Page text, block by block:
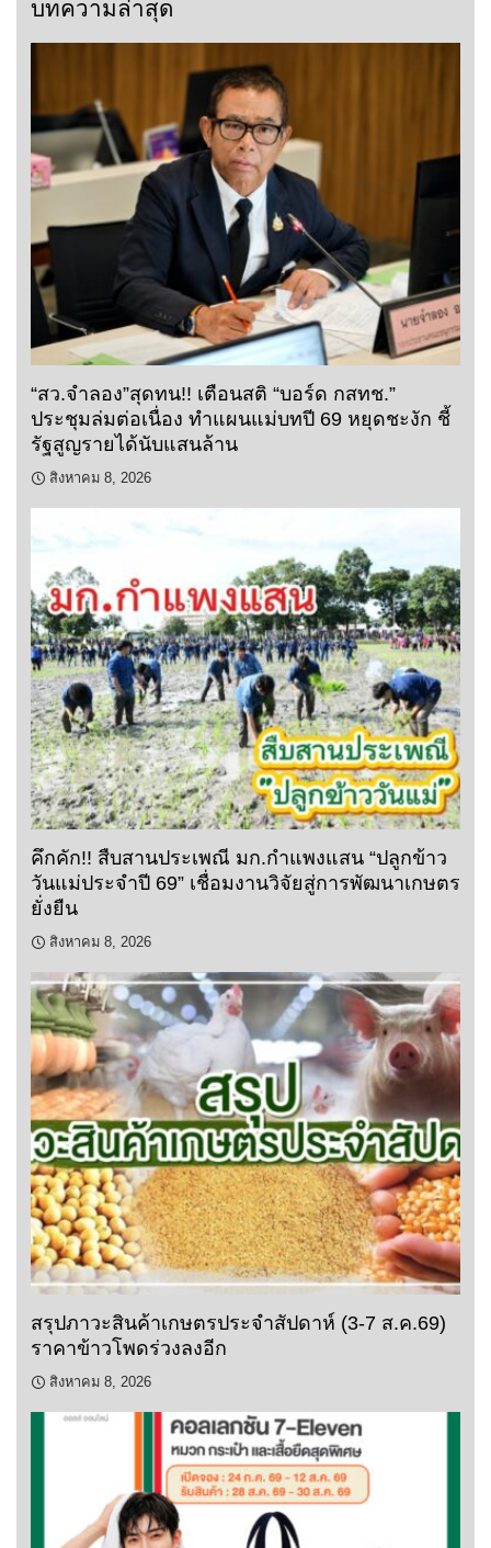
บทความล่าสุด
“สว.จำลอง”สุดทน!! เตือนสติ “บอร์ด กสทช.”
ประชุมล่มต่อเนื่อง ทำแผนแม่บทปี 69 หยุดชะงัก ชี้
รัฐสูญรายได้นับแสนล้าน
สิงหาคม 8, 2026
คึกคัก!! สืบสานประเพณี มก.กำแพงแสน “ปลูกข้าว
วันแม่ประจำปี 69” เชื่อมงานวิจัยสู่การพัฒนาเกษตร
ยั่งยืน
สิงหาคม 8, 2026
สรุปภาวะสินค้าเกษตรประจำสัปดาห์ (3-7 ส.ค.69)
ราคาข้าวโพดร่วงลงอีก
สิงหาคม 8, 2026